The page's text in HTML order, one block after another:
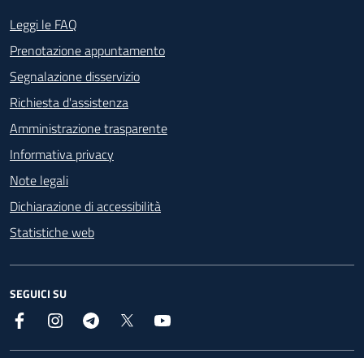
Footer - Contatti
Leggi le FAQ
Prenotazione appuntamento
Segnalazione disservizio
Richiesta d'assistenza
Amministrazione trasparente
Informativa privacy
Note legali
Dichiarazione di accessibilità
Statistiche web
SEGUICI SU
Facebook InstagramTelegram